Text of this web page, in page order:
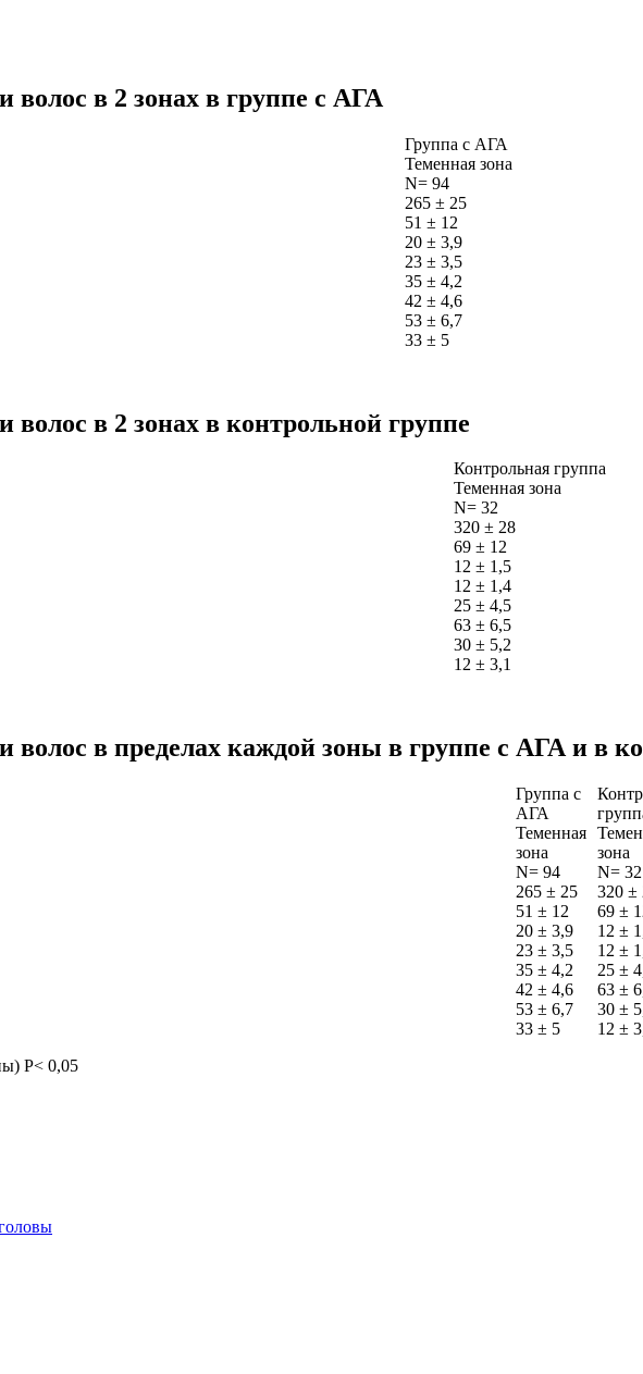
в 2 зонах в группе с АГА
Группа с АГА
Теменная зона
N= 94
265 ± 25
51 ± 12
20 ± 3,9
23 ± 3,5
35 ± 4,2
42 ± 4,6
53 ± 6,7
33 ± 5
в 2 зонах в контрольной группе
Контрольная группа
Теменная зона
N= 32
320 ± 28
69 ± 12
12 ± 1,5
12 ± 1,4
25 ± 4,5
63 ± 6,5
30 ± 5,2
12 ± 3,1
в пределах каждой зоны в группе с АГА и в
Группа с
АГА
Теменная
зона
зона
N= 94
N= 32
265 ± 25 320 ±
51 ± 12 69 ±
20 ± 3,9 12 ±
23 ± 3,5 12 ±
35 ± 4,2 25 ±
42 ± 4,6 63 ±
53 ± 6,7 30 ±
33 ± 5 12 ±
P< 0,05